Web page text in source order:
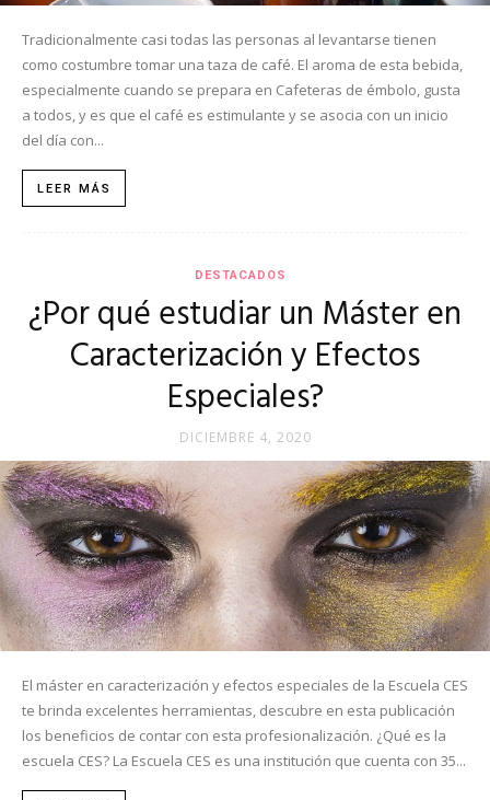
Tradicionalmente casi todas las personas al levantarse tienen
como costumbre tomar una taza de café. El aroma de esta bebida,
especialmente cuando se prepara en Cafeteras de émbolo, gusta
a todos, y es que el café es estimulante y se asocia con un inicio
del día con...
LEER MÁS
DESTACADOS
¿Por qué estudiar un Máster en
Caracterización y Efectos
Especiales?
DICIEMBRE 4, 2020
El máster en caracterización y efectos especiales de la Escuela CES
te brinda excelentes herramientas, descubre en esta publicación
los beneficios de contar con esta profesionalización. ¿Qué es la
escuela CES? La Escuela CES es una institución que cuenta con 35...